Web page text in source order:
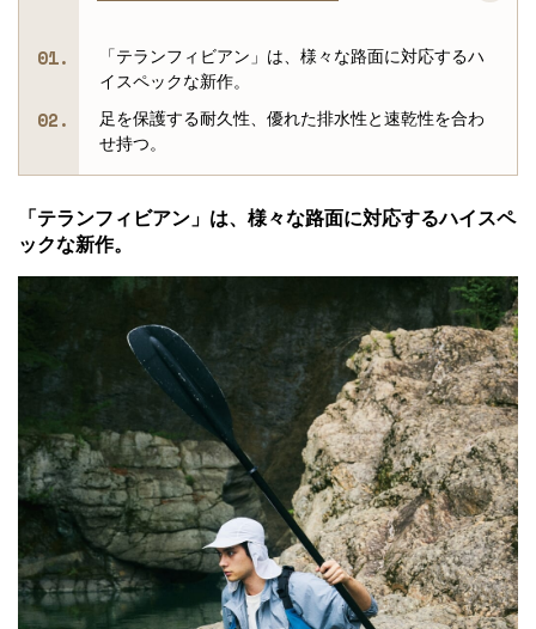
「テランフィビアン」は、様々な路面に対応するハ
イスペックな新作。
足を保護する耐久性、優れた排水性と速乾性を合わ
せ持つ。
「テランフィビアン」は、様々な路面に対応するハイスペ
ックな新作。